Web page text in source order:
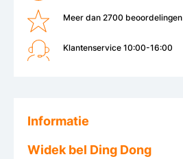
Meer dan 2700 beoordelingen
Klantenservice 10:00-16:00
Informatie
Widek bel Ding Dong